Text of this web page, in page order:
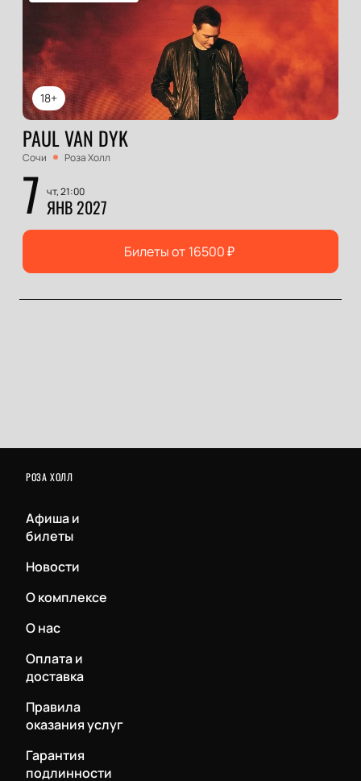
18+
PAUL VAN DYK
Сочи Роза Холл
7 чт, 21:00
ЯНВ 2027
Билеты от 16500₽
РОЗА ХОЛЛ
Афиша и
билеты
Новости
О комплексе
О нас
Оплата и
доставка
Правила
оказания услуг
Гарантия
подлинности